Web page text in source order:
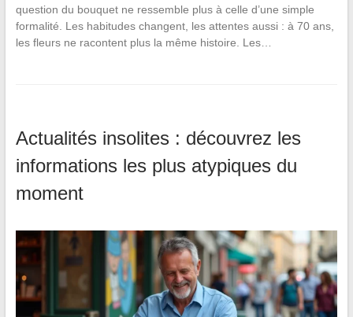
question du bouquet ne ressemble plus à celle d’une simple
formalité. Les habitudes changent, les attentes aussi : à 70 ans,
les fleurs ne racontent plus la même histoire. Les…
Actualités insolites : découvrez les
informations les plus atypiques du
moment